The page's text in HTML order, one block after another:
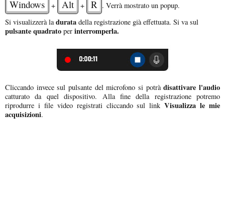
Windows + Alt + R
. Verrà mostrato un popup.
Si visualizzerà ladurata della registrazione già effettuata. Si va sul
pulsante quadrato per interromperla.
Cliccando invece sul pulsante del microfono si potràdisattivare l'audio
catturato da quel dispositivo. Alla fine della registrazione potremo
riprodurre i file video registrati cliccando sul linkVisualizza le mie
acquisizioni.